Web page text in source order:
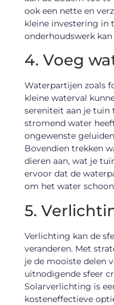
ook een nette en
kleine investering in
onderhoudswerk kan
4. Voeg
Waterpartijen zoals
kleine waterval
sereniteit aan je tuin
stromend water
ongewenste
Bovendien trekken
dieren aan, wat je
ervoor dat de
om het water
5.
Verlichting kan de
veranderen. Met
je de mooiste delen
uitnodigende sfeer
Solarverlichting is
kosteneffectieve